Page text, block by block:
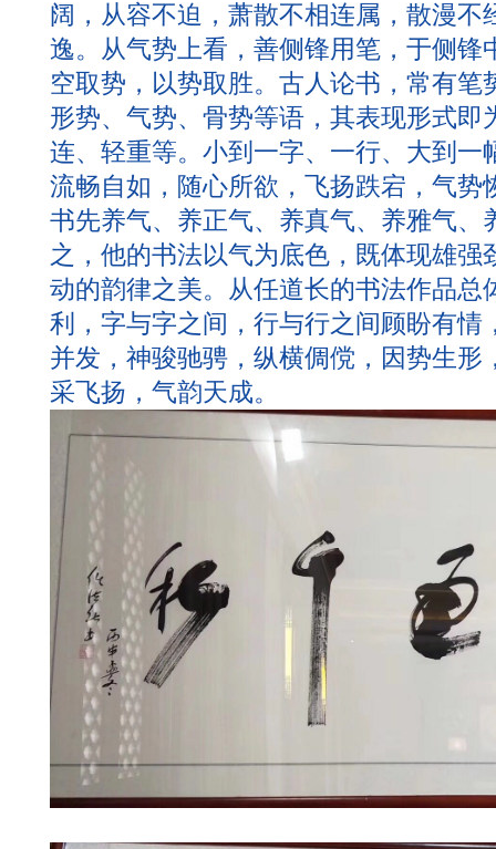
阔，从容不迫，萧散不相连属，散漫不
逸。从气势上看，善侧锋用笔，于侧锋
空取势，以势取胜。古人论书，常有笔
形势、气势、骨势等语，其表现形式即
连、轻重等。小到一字、一行、大到一
流畅自如，随心所欲，飞扬跌宕，气势
书先养气、养正气、养真气、养雅气、
之，他的书法以气为底色，既体现雄强
动的韵律之美。从任道长的书法作品总
利，字与字之间，行与行之间顾盼有情
并发，神骏驰骋，纵横倜傥，因势生形
采飞扬，气韵天成。